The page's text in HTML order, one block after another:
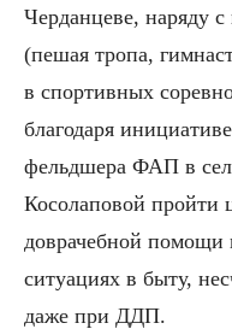
Черданцеве, наряду
(пешая тропа,
в спортивных
благодаря
фельдшера ФАП в
Косолаповой пройти
доврачебной помощи
ситуациях в быту,
даже при ДДП.